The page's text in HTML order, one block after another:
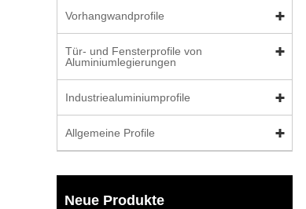
Vorhangwandprofile
Tür- und Fensterprofile von
Aluminiumlegierungen
Industriealuminiumprofile
Allgemeine Profile
Neue Produkte